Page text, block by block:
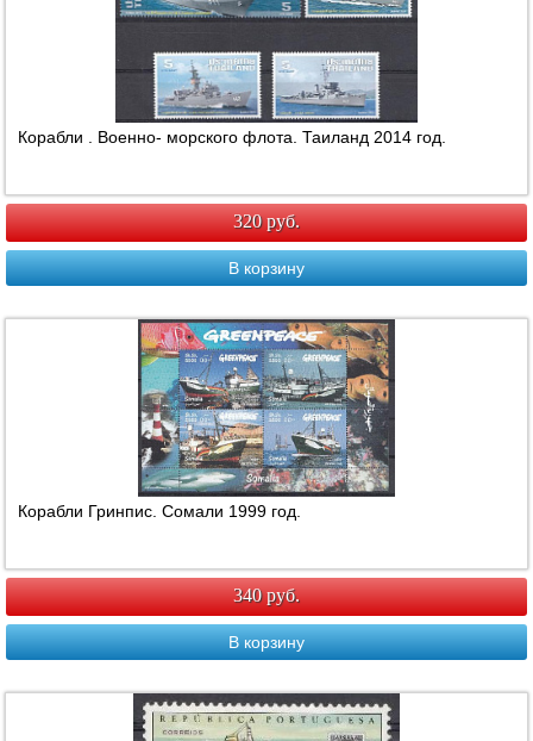
Корабли . Военно- морского флота. Таиланд 2014 год.
320 руб.
В корзину
Корабли Гринпис. Сомали 1999 год.
340 руб.
В корзину